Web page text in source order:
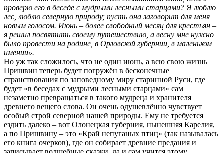
проверю его в беседе с мудрыми лесными старцами? Я люблю
лес, люблю северную природу; пусть она заговорит для меня
новым голосом. Июнь – более свободный месяц для крестьян –
я решил посвятить своему путешествию, а весну мне нужно
было провести на родине, в Орловской губернии, в маленьком
имении».
Но уж так сложилось, что не один июнь, а всю свою жизнь
Пришвин теперь будет погружён в бесконечные
странствования по заповедному миру старинной Руси, где
будет «в беседах с мудрыми лесными старцами» сам
незаметно превращаться в такого мудреца и хранителя
древнего вещего слова. Он очень одушевлённо чувствует
особый строй северной нашей природы. Ему не требуется
ездить далеко – вот Олонецкая губерния, нынешняя Карелия,
а по Пришвину – это «Край непуганых птиц» (так называлась
его книга очерков), где он собирает древние предания и
записывает волшебные сказки, да и сам учится этому